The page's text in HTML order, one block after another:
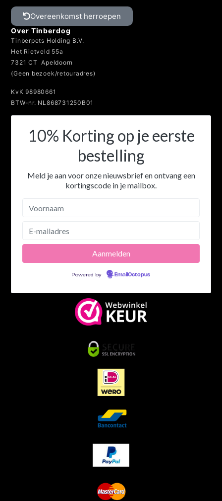
Overeenkomst herroepen
Over Tinberdog
Tinberpets Holding B.V.
Het Rietveld 55a
7321 CT Apeldoorn
(Geen bezoek/retouradres)
KvK 98980661
BTW-nr. NL868731250B01
10% Korting op je eerste
bestelling
Meld je aan voor onze nieuwsbrief en ontvang een
kortingscode in je mailbox.
Powered by EmailOctopus